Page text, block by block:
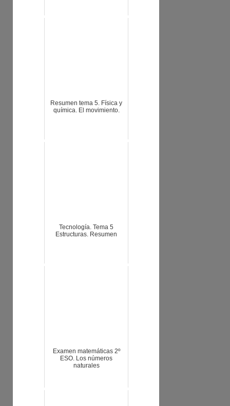
Resumen tema 5. Física y
química. El movimiento.
Tecnología. Tema 5
Estructuras. Resumen
Examen matemáticas 2º
ESO. Los números
naturales